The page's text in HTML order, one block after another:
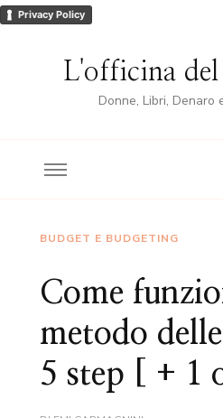
Privacy Policy
L'officina
Donne, Libri, Denaro
BUDGET E BUDGETING
Come
metodo
5 step [ + 1